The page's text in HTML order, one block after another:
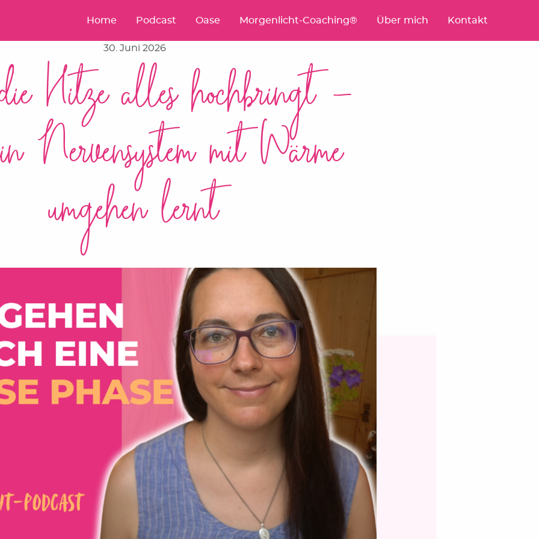
Home Podcast Oase Morgenlicht-Coaching® Über mich Kontakt
30. Juni 2026
Hitze alles hochbringt —
Nervensystem mit Wärme
umgehen lernt